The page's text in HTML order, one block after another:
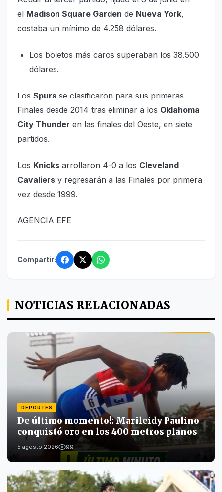
el Madison Square Garden de Nueva York,
costaba un mínimo de 4.258 dólares.
Los boletos más caros superaban los 38.500
dólares.
Los Spurs se clasificaron para sus primeras
Finales desde 2014 tras eliminar a los Oklahoma
City Thunder en las finales del Oeste, en siete
partidos.
Los Knicks arrollaron 4-0 a los Cleveland
Cavaliers y regresarán a las Finales por primera
vez desde 1999.
AGENCIA EFE
Compartir:
NOTICIAS RELACIONADAS
DEPORTES
De último momento!: Marileidy Paulino
conquistó oro en los 400 metros planos
5 agosto 2026 99